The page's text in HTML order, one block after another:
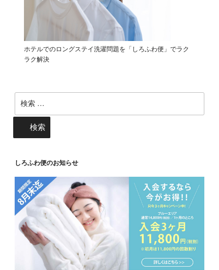
ホテルでのロングステイ洗濯問題を「しろふわ便」でラク
ラク解決
検
索:
検索
しろふわ便のお知らせ